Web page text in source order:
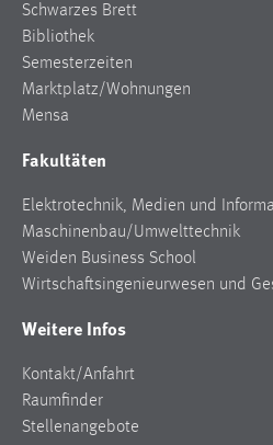
Schwarzes Brett
Bibliothek
Semesterzeiten
Marktplatz/Wohnungen
Mensa
Fakultäten
Elektrotechnik, Medien und
Maschinenbau/Umwelttechnik
Weiden Business School
Wirtschaftsingenieurwesen und
Weitere Infos
Kontakt/Anfahrt
Raumfinder
Stellenangebote
Max. 13 Monate
MARKETING
verwendet, um
hinweg verfolgen.
Google Ads
_gcl_au
Anbieter:
Google Ireland Limited